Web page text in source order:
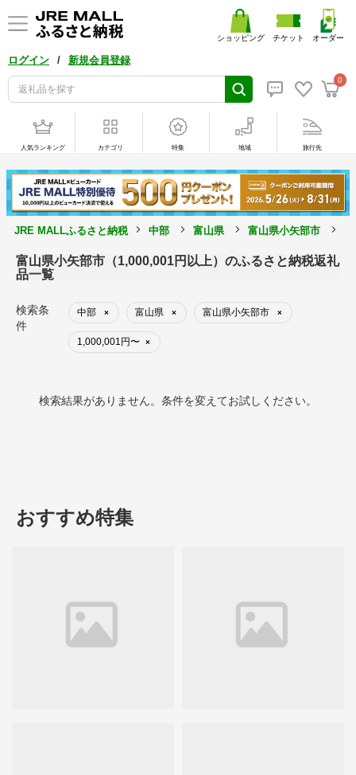
ログイン / 新規会員登録
0
ショッピング チケット オーダー
人気ランキング カテゴリ 特集 地域 旅行先
JRE MALLふるさと納税 中部 富山県 富山県小矢部市
富山県小矢部市（1,000,001円以上）のふるさと納税返礼
品一覧
検索条
件
中部 × 富山県 × 富山県小矢部市 ×
1,000,001円〜 ×
検索結果がありません。条件を変えてお試しください。
おすすめ特集